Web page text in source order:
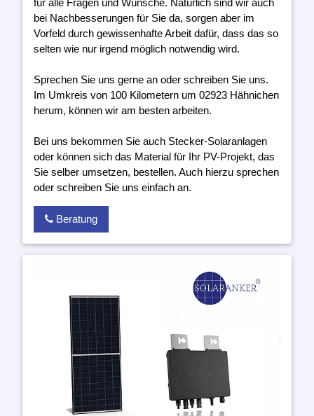
für alle Fragen und Wünsche. Natürlich sind wir auch
bei Nachbesserungen für Sie da, sorgen aber im
Vorfeld durch gewissenhafte Arbeit dafür, dass das so
selten wie nur irgend möglich notwendig wird.
Sprechen Sie uns gerne an oder schreiben Sie uns.
Im Umkreis von 100 Kilometern um 02923 Hähnichen
herum, können wir am besten arbeiten.
Bei uns bekommen Sie auch Stecker-Solaranlagen
oder können sich das Material für Ihr PV-Projekt, das
Sie selber umsetzen, bestellen. Auch hierzu sprechen
oder schreiben Sie uns einfach an.
Beratung